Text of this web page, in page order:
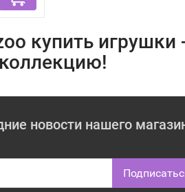
купить игрушки
новости нашего